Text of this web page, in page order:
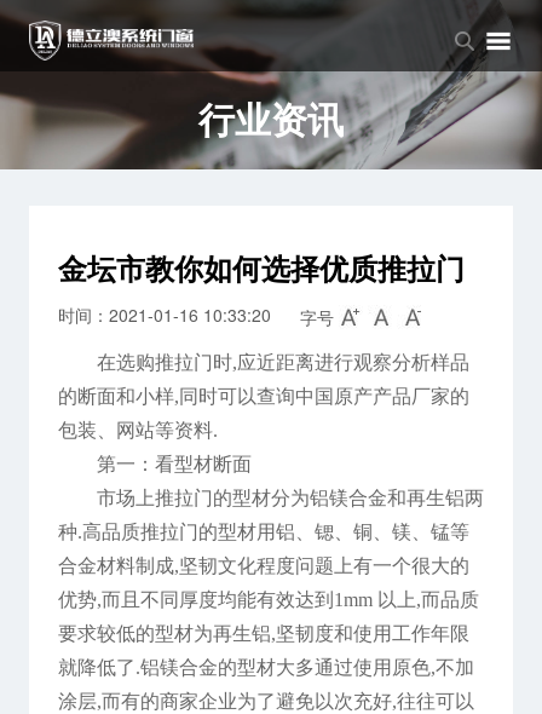
品牌中心
品牌介绍
企业文化
产品中心
窗系列
门系列
新闻中心
公司新闻
行业资讯
行业资讯
金坛市教你如何选择优质推拉门
时间：2021-01-16 10:33:20 字号
在选购推拉门时,应近距离进行观察分析样品
的断面和小样,同时可以查询中国原产产品厂家的
包装、网站等资料.
第一：看型材断面
市场上推拉门的型材分为铝镁合金和再生铝两
种.高品质推拉门的型材用铝、锶、铜、镁、锰等
合金材料制成,坚韧文化程度问题上有一个很大的
优势,而且不同厚度均能有效达到1mm 以上,而品质
要求较低的型材为再生铝,坚韧度和使用工作年限
就降低了.铝镁合金的型材大多通过使用原色,不加
涂层,而有的商家企业为了避免以次充好,往往可以